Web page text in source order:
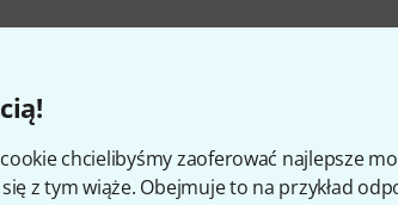
chcielibyśmy zaoferować najlepsze
z tym wiąże. Obejmuje to na przykład